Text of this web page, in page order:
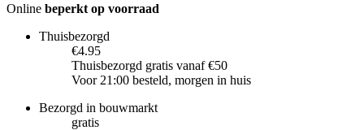
Online beperkt op voorraad
Thuisbezorgd
€4.95
Thuisbezorgd gratis vanaf €50
Voor 21:00 besteld, morgen in huis
Bezorgd in bouwmarkt
gratis